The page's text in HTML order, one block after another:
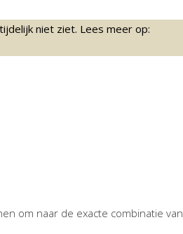
niet ziet. Lees meer op:
om naar de exacte combinatie van